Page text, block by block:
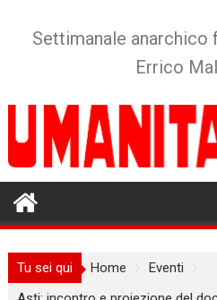
Settimanale anarchico
Errico
Tu sei qui Home
Eventi